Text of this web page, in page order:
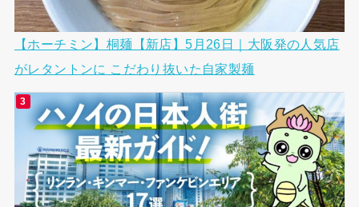
【ホーチミン】桐麺【新店】5月26日｜大阪発の人気店
がレタントンに こだわり抜いた自家製麺